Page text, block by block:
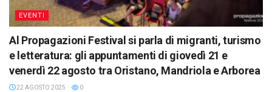
EVENTI
Al Propagazioni Festival si parla di migranti, turismo
e letteratura: gli appuntamenti di giovedì 21 e
venerdì 22 agosto tra Oristano, Mandriola e Arborea
22 AGOSTO 2025 0